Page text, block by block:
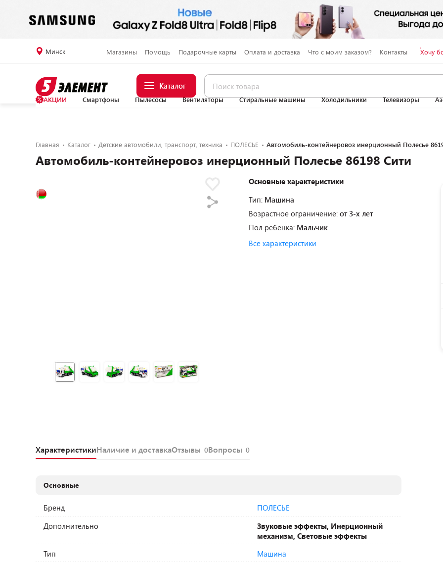
Минск Магазины Помощь Подарочные карты Оплата и доставка Что с моим заказом? Контакты Хочу
Каталог
АКЦИИ Смартфоны Пылесосы Вентиляторы Стиральные машины Холодильники Телевизоры
Главная Каталог Детские автомобили, транспорт, техника ПОЛЕСЬЕ Автомобиль-контейнеровоз инерционный Полесье
Автомобиль-контейнеровоз инерционный Полесье 86198 Сити
Основные характеристики
Тип: Машина
Возрастное ограничение: от 3-х лет
Пол ребенка: Мальчик
Все характеристики
ХарактеристикиНаличие и доставкаОтзывы 0Вопросы 0
Основные
Бренд
ПОЛЕСЬЕ
Дополнительно
Звуковые эффекты, Инерционный
механизм, Световые эффекты
Тип
Машина